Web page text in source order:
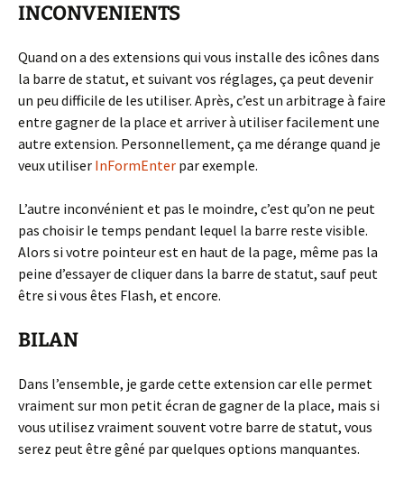
INCONVENIENTS
Quand on a des extensions qui vous installe des icônes dans
la barre de statut, et suivant vos réglages, ça peut devenir
un peu difficile de les utiliser. Après, c’est un arbitrage à faire
entre gagner de la place et arriver à utiliser facilement une
autre extension. Personnellement, ça me dérange quand je
veux utiliser InFormEnter par exemple.
L’autre inconvénient et pas le moindre, c’est qu’on ne peut
pas choisir le temps pendant lequel la barre reste visible.
Alors si votre pointeur est en haut de la page, même pas la
peine d’essayer de cliquer dans la barre de statut, sauf peut
être si vous êtes Flash, et encore.
BILAN
Dans l’ensemble, je garde cette extension car elle permet
vraiment sur mon petit écran de gagner de la place, mais si
vous utilisez vraiment souvent votre barre de statut, vous
serez peut être gêné par quelques options manquantes.